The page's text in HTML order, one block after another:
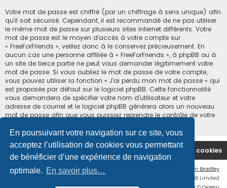
En poursuivant votre navigation sur ce site, vous
acceptez l’utilisation de cookies vous permettant
de bénéficier d’une expérience de navigation
optimale. En savoir plus…
Votre mot de passe est chiffré (par un chiffrage à sens unique) afin
qu’il soit sécurisé. Cependant, il est recommandé de ne pas utiliser
le même mot de passe sur plusieurs sites internet différents. Votre
mot de passe est le moyen d’accès à votre compte sur
« FreeForFriends », veillez donc à le conservez précieusement. En
aucun cas une personne affiliée à « FreeForFriends », à phpBB ou à
un site de tierce partie ne peut vous demander légitimement votre
mot de passe. Si vous oubliez le mot de passe de votre compte,
vous pouvez utiliser la fonction « J’ai perdu mon mot de passe » qui
est proposée par défaut sur le logiciel phpBB. Cette fonctionnalité
vous demandera de spécifier votre nom d’utilisateur et votre
adresse de courriel et le logiciel phpBB générera alors un nouveau
mot de passe afin que vous puissiez reprendre le contrôle de votre
Accueil du forum Supprimer les cookies
Ian Bradley
® Forum Software © phpBB Limited